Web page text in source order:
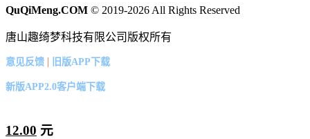
QuQiMeng.COM © 2019-2026 All Rights Reserved
唐山趣绮梦科技有限公司版权所有
意见反馈 | 旧版APP下载
新版APP2.0客户端下载
12.00 元